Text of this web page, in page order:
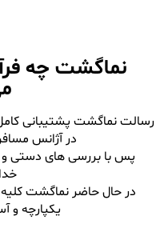
نماگشت چه
رسالت نماگشت پشتیبانی کامل
در آژانس
پس با بررسی های دستی و
در حال حاضر نماگشت کلیه
یکپارچه و